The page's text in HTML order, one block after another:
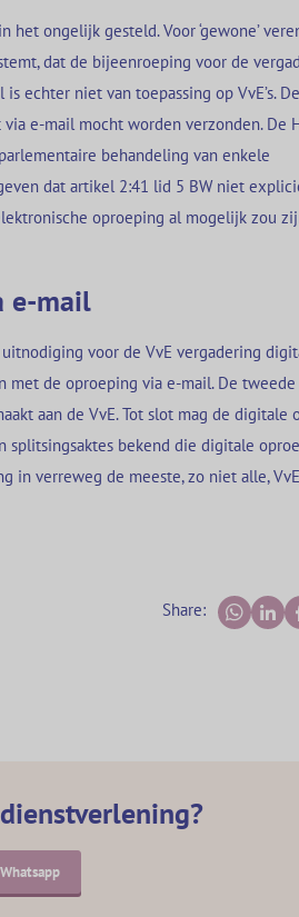
ongelijk gesteld. Voor ‘gewone’
dat de bijeenroeping voor de
echter niet van toepassing op VvE’s. De
e-mail mocht worden verzonden. De
behandeling van enkele
dat artikel 2:41 lid 5 BW niet
oproeping al mogelijk zou
e-mail
voor de VvE vergadering
de oproeping via e-mail. De tweede
aan de VvE. Tot slot mag de digitale
splitsingsaktes bekend die digitale
verreweg de meeste, zo niet alle,
Share: